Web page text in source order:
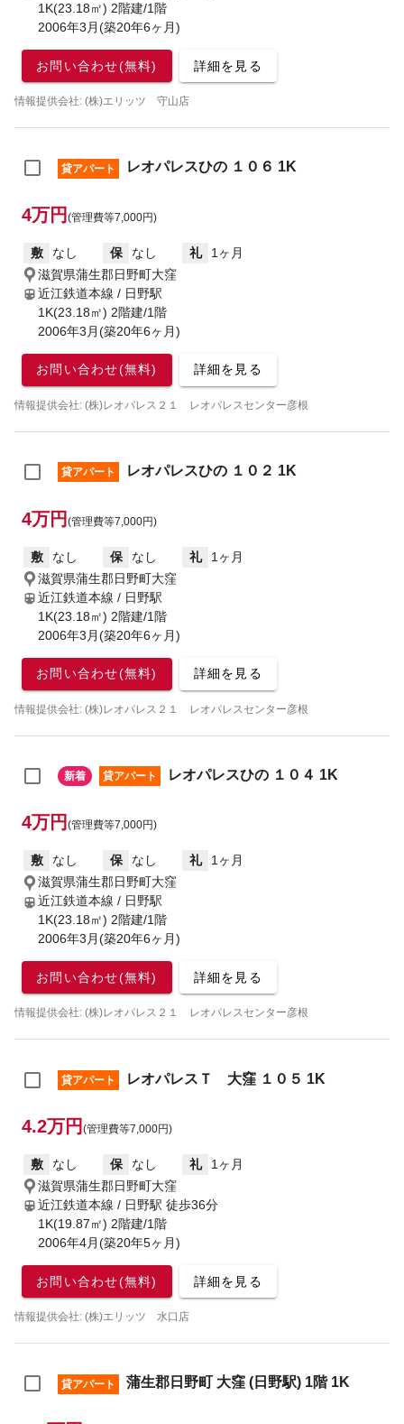
1K(23.18㎡) 2階建/1階
2006年3月(築20年6ヶ月)
お問い合わせ(無料) 詳細を見る
情報提供会社: (株)エリッツ 守山店
貸アパート レオパレスひの １０６ 1K
4万円 (管理費等7,000円)
敷 なし 保 なし 礼
1ヶ月
滋賀県蒲生郡日野町大窪
近江鉄道本線 / 日野駅
1K(23.18㎡) 2階建/1階
2006年3月(築20年6ヶ月)
お問い合わせ(無料) 詳細を見る
情報提供会社: (株)レオパレス２１ レオパレスセンター彦根
貸アパート レオパレスひの １０２ 1K
4万円 (管理費等7,000円)
敷 なし 保 なし 礼
1ヶ月
滋賀県蒲生郡日野町大窪
近江鉄道本線 / 日野駅
1K(23.18㎡) 2階建/1階
2006年3月(築20年6ヶ月)
お問い合わせ(無料) 詳細を見る
情報提供会社: (株)レオパレス２１ レオパレスセンター彦根
新着 貸アパート レオパレスひの １０４ 1K
4万円 (管理費等7,000円)
敷 なし 保 なし 礼
1ヶ月
滋賀県蒲生郡日野町大窪
近江鉄道本線 / 日野駅
1K(23.18㎡) 2階建/1階
2006年3月(築20年6ヶ月)
お問い合わせ(無料) 詳細を見る
情報提供会社: (株)レオパレス２１ レオパレスセンター彦根
貸アパート レオパレスＴ 大窪 １０５ 1K
4.2万円 (管理費等7,000円)
敷 なし 保 なし 礼
1ヶ月
滋賀県蒲生郡日野町大窪
近江鉄道本線 / 日野駅 徒歩36分
1K(19.87㎡) 2階建/1階
2006年4月(築20年5ヶ月)
お問い合わせ(無料) 詳細を見る
情報提供会社: (株)エリッツ 水口店
貸アパート 蒲生郡日野町 大窪 (日野駅) 1階 1K